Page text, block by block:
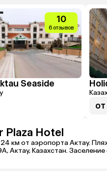
10
6 отзывов
Seaside
Plaza Hotel
км от аэропорта Актау.
Актау, Казахстан.